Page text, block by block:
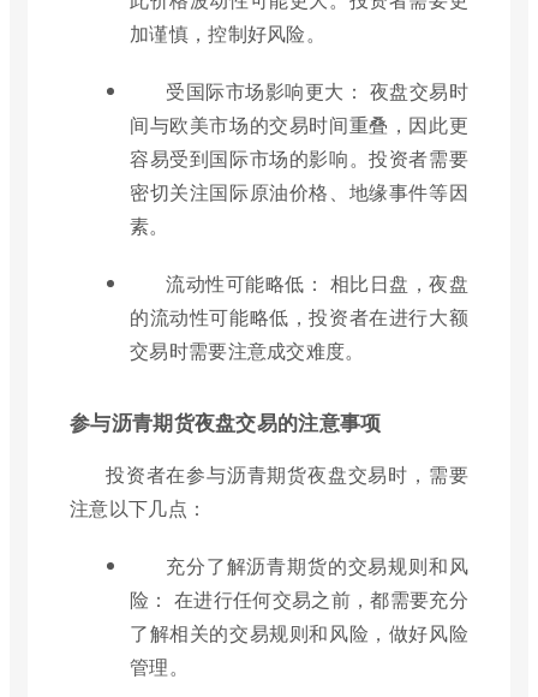
加谨慎，控制好风险。
受国际市场影响更大： 夜盘交易时
间与欧美市场的交易时间重叠，因此更
容易受到国际市场的影响。投资者需要
密切关注国际原油价格、地缘事件等因
素。
流动性可能略低： 相比日盘，夜盘
的流动性可能略低，投资者在进行大额
交易时需要注意成交难度。
参与沥青期货夜盘交易的注意事项
投资者在参与沥青期货夜盘交易时，需要
注意以下几点：
充分了解沥青期货的交易规则和风
险： 在进行任何交易之前，都需要充分
了解相关的交易规则和风险，做好风险
管理。